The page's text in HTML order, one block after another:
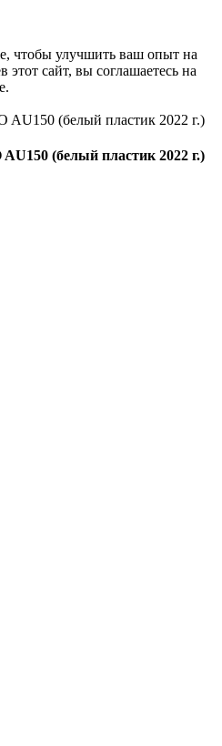
чтобы улучшить ваш опыт на
сайт, вы соглашаетесь на
(белый пластик 2022 г.)